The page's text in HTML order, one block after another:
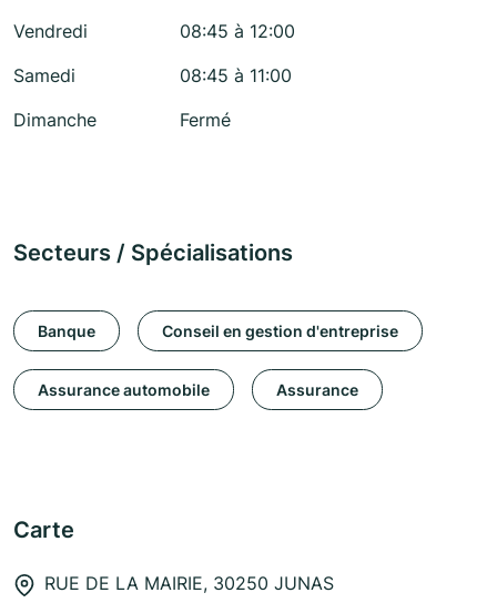
Vendredi
08:45 à 12:00
Samedi
08:45 à 11:00
Dimanche
Fermé
Secteurs / Spécialisations
Banque Conseil en gestion d'entreprise
Assurance automobile Assurance
Carte
RUE DE LA MAIRIE, 30250 JUNAS